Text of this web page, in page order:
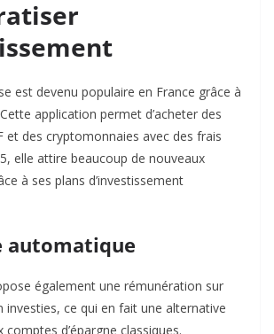
est devenu populaire en France grâce à
application permet d’acheter des
et des cryptomonnaies avec des frais
elle attire beaucoup de nouveaux
à ses plans d’investissement
automatique
également une rémunération sur
investies, ce qui en fait une alternative
d’épargne classiques.